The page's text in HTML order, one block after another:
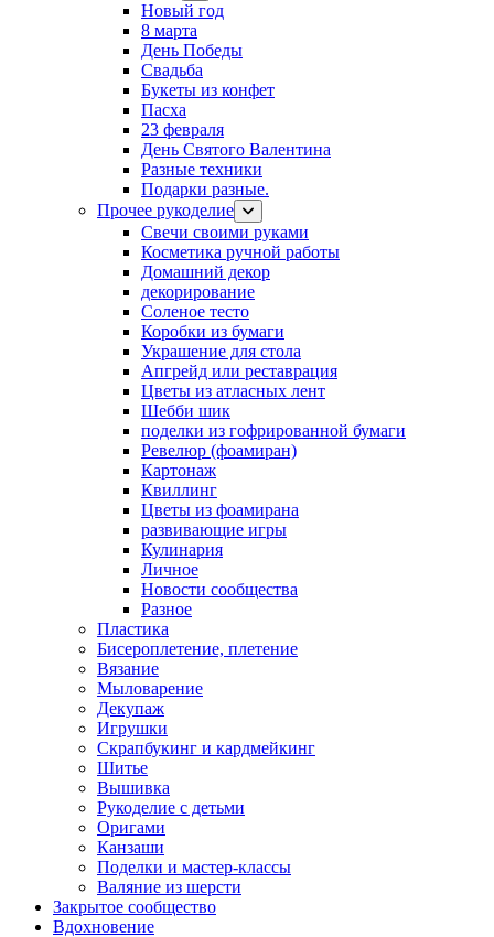
Новый год
8 марта
День Победы
Свадьба
Букеты из конфет
Пасха
23 февраля
День Святого Валентина
Разные техники
Подарки разные.
Прочее рукоделие
Свечи своими руками
Косметика ручной работы
Домашний декор
декорирование
Соленое тесто
Коробки из бумаги
Украшение для стола
Апгрейд или реставрация
Цветы из атласных лент
Шебби шик
поделки из гофрированной бумаги
Ревелюр (фоамиран)
Картонаж
Квиллинг
Цветы из фоамирана
развивающие игры
Кулинария
Личное
Новости сообщества
Разное
Пластика
Бисероплетение, плетение
Вязание
Мыловарение
Декупаж
Игрушки
Скрапбукинг и кардмейкинг
Шитье
Вышивка
Рукоделие с детьми
Оригами
Канзаши
Поделки и мастер-классы
Валяние из шерсти
Закрытое сообщество
Вдохновение